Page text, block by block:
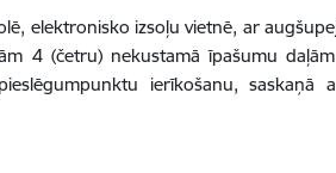
elektronisko izsoļu vietnē, ar
4 (četru) nekustamāīpašumu
ierīkošanu, saskaņā